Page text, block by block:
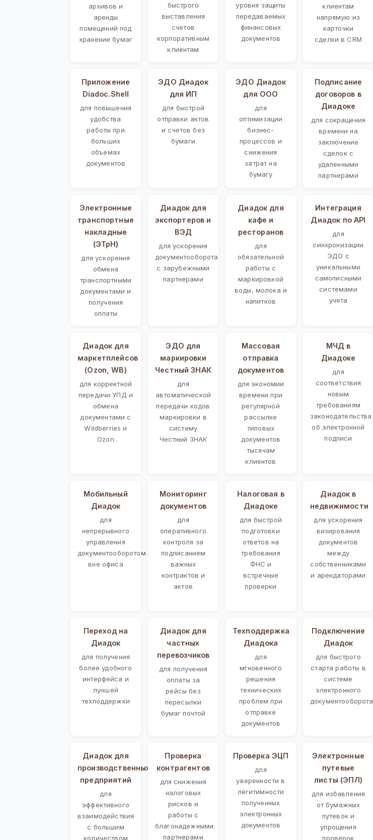
архивов и
аренды
помещений под
хранение бумаг
быстрого
выставления
счетов
корпоративным
клиентам
уровня защиты
передаваемых
финансовых
документов
клиентам
напрямую из
карточки
сделки в CRM
Приложение
Diadoc.Shell
для повышения
удобства
работы при
больших
объемах
документов
ЭДО Диадок
для ИП
для быстрой
отправки актов
и счетов без
бумаги
ЭДО Диадок
для ООО
для
оптимизации
бизнес-
процессов и
снижения
затрат на
бумагу
Подписание
договоров в
Диадоке
для сокращения
времени на
заключение
сделок с
удаленными
партнерами
Электронные
транспортные
накладные
(ЭТрН)
для ускорения
обмена
транспортными
документами и
получения
оплаты
Диадок для
экспортеров и
ВЭД
для ускорения
документооборота
с зарубежными
партнерами
Диадок для
кафе и
ресторанов
для
обязательной
работы с
маркировкой
воды, молока и
напитков
Интеграция
Диадок по API
для
синхронизации
ЭДО с
уникальными
самописными
системами
учета
Диадок для
маркетплейсов
(Ozon, WB)
для корректной
передачи УПД и
обмена
документами с
Wildberries и
Ozon
ЭДО для
маркировки
Честный ЗНАК
для
автоматической
передачи кодов
маркировки в
систему
Честный ЗНАК
Массовая
отправка
документов
для экономии
времени при
регулярной
рассылке
типовых
документов
тысячам
клиентов
МЧД в
Диадоке
для
соответствия
новым
требованиям
законодательства
об электронной
подписи
Мобильный
Диадок
для
непрерывного
управления
документооборотом
вне офиса
Мониторинг
документов
для
оперативного
контроля за
подписанием
важных
контрактов и
актов
Налоговая в
Диадоке
для быстрой
подготовки
ответов на
требования
ФНС и
встречные
проверки
Диадок в
недвижимости
для ускорения
визирования
документов
между
собственниками
и арендаторами
Переход на
Диадок
для получения
более удобного
интерфейса и
лучшей
техподдержки
Диадок для
частных
перевозчиков
для получения
оплаты за
рейсы без
пересылки
бумаг почтой
Техподдержка
Диадока
для
мгновенного
решения
технических
проблем при
отправке
документов
Подключение
Диадок
для быстрого
старта работы в
системе
электронного
документооборота
Диадок для
производственных
предприятий
для
эффективного
взаимодействия
с большим
количеством
Проверка
контрагентов
для снижения
налоговых
рисков и
работы с
благонадежными
партнерами
Проверка ЭЦП
для
уверенности в
легитимности
полученных
электронных
документов
Электронные
путевые
листы (ЭПЛ)
для избавления
от бумажных
путевок и
упрощения
проверок